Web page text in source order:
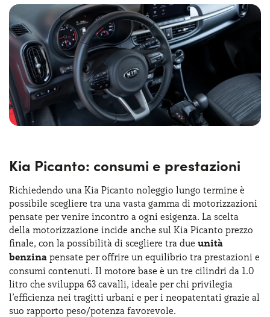
wireless, kit di sicurezza e numerosi optional per
personalizzare comfort e stile. LaKia Picanto nuova
presenta anche una nuova plancia in cui si trova il quadro
strumenti totalmente digitale da 4,2’’ e personalizzabile. I
materiali utilizzati sono prevalentemente rigidi, con
rivestimenti morbidi limitati. A bordo, comunque,
troviamo moltissimi portaoggetti di diversa forma,
consentendo così di organizzare al meglio lo spazio
interno.
Kia Picanto: consumi e prestazioni
Richiedendo una Kia Picanto noleggio lungo termine è
possibile scegliere tra una vasta gamma di motorizzazioni
pensate per venire incontro a ogni esigenza. La scelta
della motorizzazione incide anche sul Kia Picanto prezzo
finale, con la possibilità di scegliere tra due unità
benzina pensate per offrire un equilibrio tra prestazioni e
consumi contenuti. Il motore base è un tre cilindri da 1.0
litro che sviluppa 63 cavalli, ideale per chi privilegia
l’efficienza nei tragitti urbani e per i neopatentati grazie al
suo rapporto peso/potenza favorevole.